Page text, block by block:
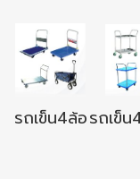
รถเข็น4ล้อรถเข็